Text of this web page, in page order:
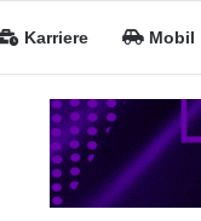
Karriere Mobil